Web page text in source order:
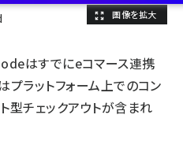
はすでにeコマース連携
プラットフォーム上でのコン
型チェックアウトが含まれ